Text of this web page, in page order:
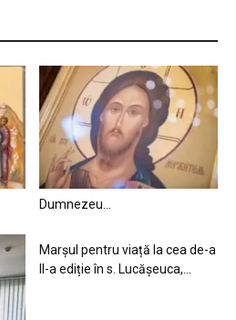
Dumnezeu…
Marșul pentru viață la cea de-a
II-a ediție în s. Lucășeuca,...